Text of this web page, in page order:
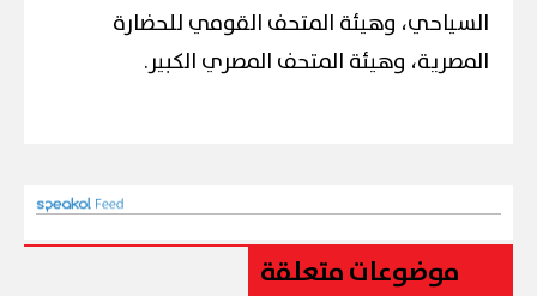
السياحي، وهيئة المتحف القومي للحضارة
المصرية، وهيئة المتحف المصري الكبير.
موضوعات متعلقة